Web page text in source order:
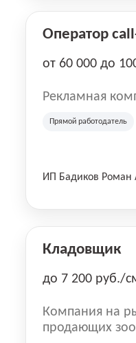
Оператор
от 60 000 до
Рекламная
Прямой работодатель
ИП Бадиков Роман
Кладовщик
до 7 200 руб./
Компания на
продающих